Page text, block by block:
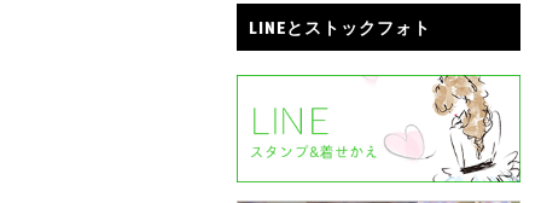
LINEとストックフォト